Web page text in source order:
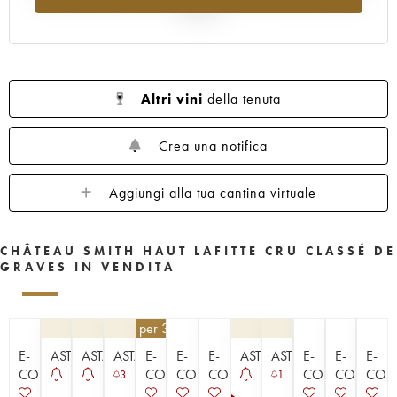
Altri vini della tenuta
Crea una notifica
Aggiungi alla tua cantina virtuale
CHÂTEAU SMITH HAUT LAFITTE CRU CLASSÉ DE
GRAVES IN VENDITA
E-
COMMERCE
ASTA ASTA ASTA
3
per 3 | - 10%
E-
COMMERCE
E-
COMMERCE
E-
COMMERCE
ASTA ASTA
1
E-
COMMERCE
E-
E-